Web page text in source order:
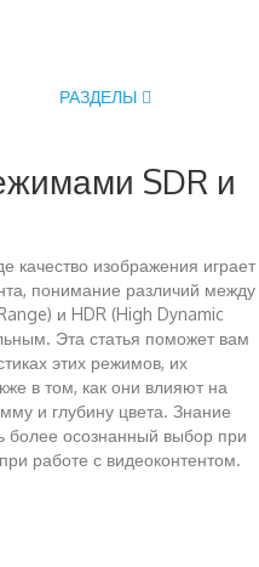
РАЗДЕЛЫ
SDR и
качество изображения играет
понимание различий между
и HDR (High Dynamic
Эта статья поможет вам
этих режимов, их
в том, как они влияют на
и глубину цвета. Знание
более осознанный выбор при
работе с видеоконтентом.